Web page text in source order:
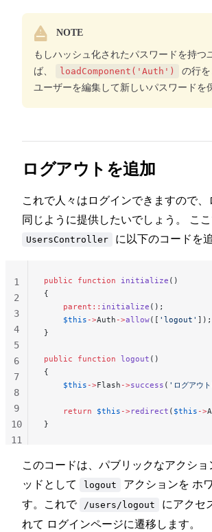
NOTE
もしハッシュ化されたパスワードを持つ
ば、
loadComponent('Auth')
の行を
ユーザーを編集して新しいパスワードを
ログアウトを追加
これで人々はログインできますので
同じように提供したいでしょう。 こ
UsersController に以下のコードを
public function initialize ()
{
    parent::
initialize ();
    $this
->Auth ->allow([ 'logout' ]);
}
public function logout ()
{
    $this
->Flash ->success ( 'ログアウ
    return
$this ->redirect ( $this ->
}
1
2
3
4
5
6
7
8
9
10
11
このコードは、パブリックなアクシ
ッドとして
logout
アクションを ホ
す。これで
/users/logout
にアクセ
れて ログインページに遷移します。